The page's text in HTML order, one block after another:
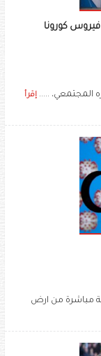
كورونا
المجتمعي، ..... إقرأ
مباشرة من ارض